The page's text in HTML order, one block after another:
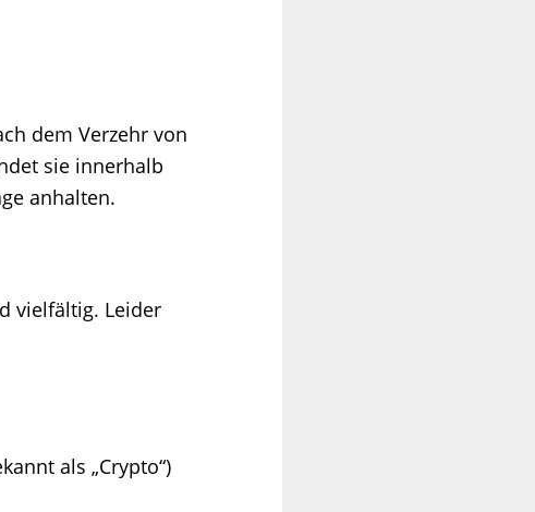
dem Verzehr von
sie innerhalb
anhalten.
vielfältig. Leider
als „Crypto“)